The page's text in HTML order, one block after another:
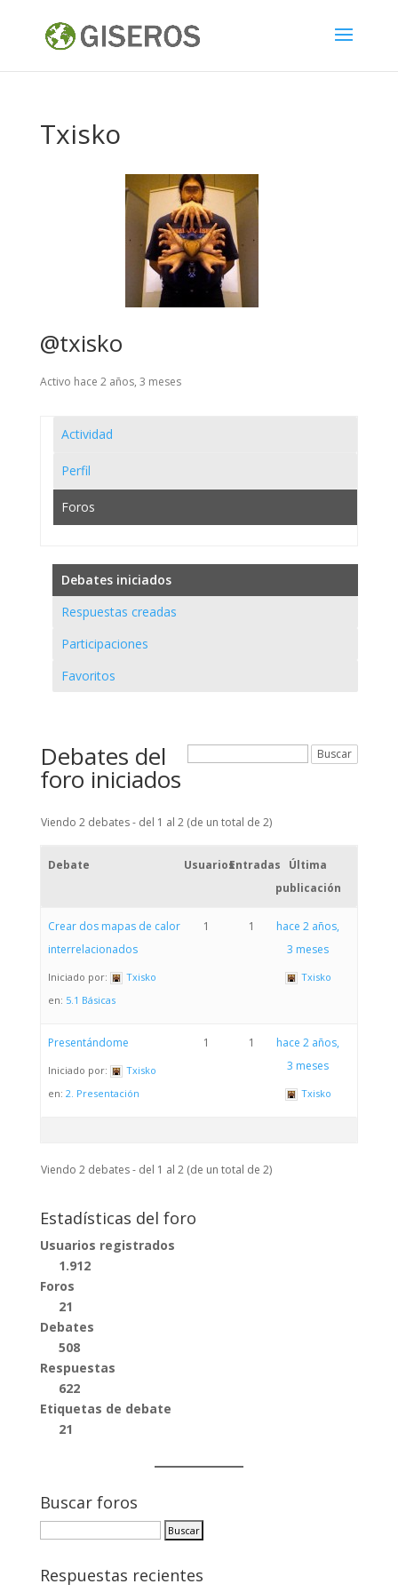
Txisko
@txisko
Activo hace 2 años, 3 meses
Actividad
Perfil
Foros
Debates iniciados
Respuestas creadas
Participaciones
Favoritos
Debates del
foro iniciados
Viendo 2 debates - del 1 al 2 (de un total de 2)
Debate UsuariosEntradas
Última
publicación
Crear dos mapas de calor
interrelacionados
Iniciado por:
Txisko
en: 5.1 Básicas
1 1
hace 2 años,
3 meses
Txisko
Presentándome
Iniciado por:
Txisko
en: 2. Presentación
1 1
hace 2 años,
3 meses
Txisko
Viendo 2 debates - del 1 al 2 (de un total de 2)
Estadísticas del foro
Usuarios registrados
1.912
Foros
21
Debates
508
Respuestas
622
Etiquetas de debate
21
Buscar foros
Respuestas recientes